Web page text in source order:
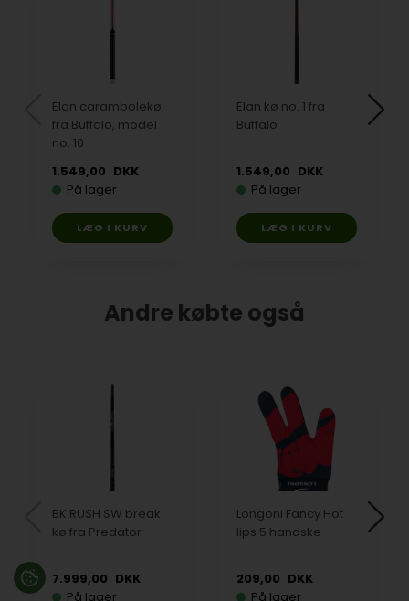
Elan carambolekø
fra Buffalo, model
no. 10
1.549,00 DKK
På lager
Elan kø no. 1 fra
Buffalo
1.549,00 DKK
På lager
Andre købte også
BK RUSH SW break
kø fra Predator
7.999,00 DKK
På lager
Longoni Fancy Hot
lips 5 handske
209,00 DKK
På lager